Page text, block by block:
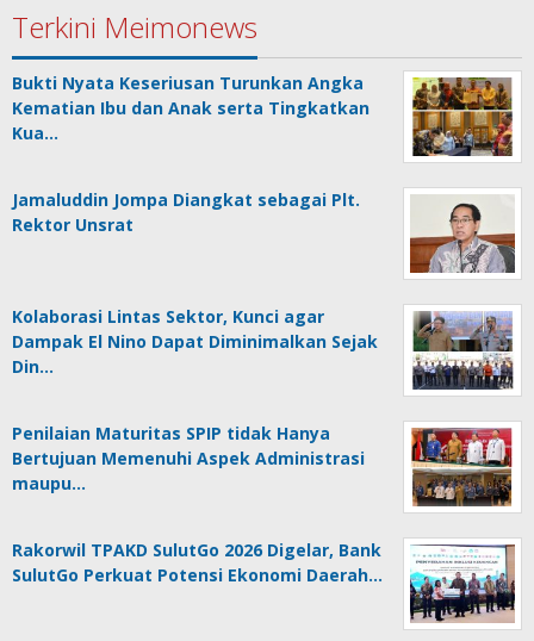
Terkini Meimonews
Bukti Nyata Keseriusan Turunkan Angka
Kematian Ibu dan Anak serta Tingkatkan
Kua…
Jamaluddin Jompa Diangkat sebagai Plt.
Rektor Unsrat
Kolaborasi Lintas Sektor, Kunci agar
Dampak El Nino Dapat Diminimalkan Sejak
Din…
Penilaian Maturitas SPIP tidak Hanya
Bertujuan Memenuhi Aspek Administrasi
maupu…
Rakorwil TPAKD SulutGo 2026 Digelar, Bank
SulutGo Perkuat Potensi Ekonomi Daerah…